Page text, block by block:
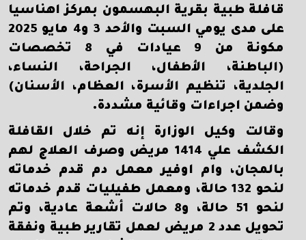
قافلة طبية بقرية البهسمون بمركز اهناسيا
على مدى يومي السبت والأحد 3 و4 مايو 2025
مكونة من 9 عيادات في 8 تخصصات
(الباطنة، الأطفال، الجراحة، النساء،
الجلدية، تنظيم الأسرة، العظام، الأسنان)
وضمن اجراءات وقائية مشددة.
وقالت وكيل الوزارة إنه تم خلال القافلة
الكشف علي 1414 مريض وصرف العلاج لهم
بالمجان، وام اوفير معمل دم قدم خدماته
لنحو 132 حالة، ومعمل طفيليات قدم خدماته
لنحو 51 حالة، و8 حالات أشعة عادية، وتم
تحويل عدد 2 مريض لعمل تقارير طبية ونفقة